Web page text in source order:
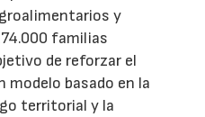
y
familias
de reforzar el
modelo basado en la
territorial y la